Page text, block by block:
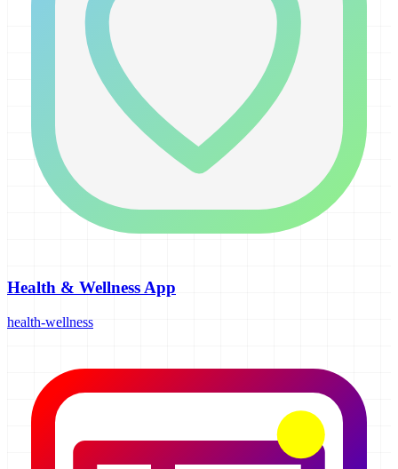
Health & Wellness App
health-wellness